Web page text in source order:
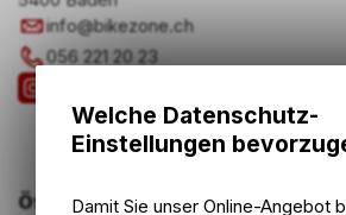
info@bikezone.ch
056 221 20 23
Öffnungszeiten
Welche Datenschutz-
Einstellungen
Damit Sie unser Online-Angebot